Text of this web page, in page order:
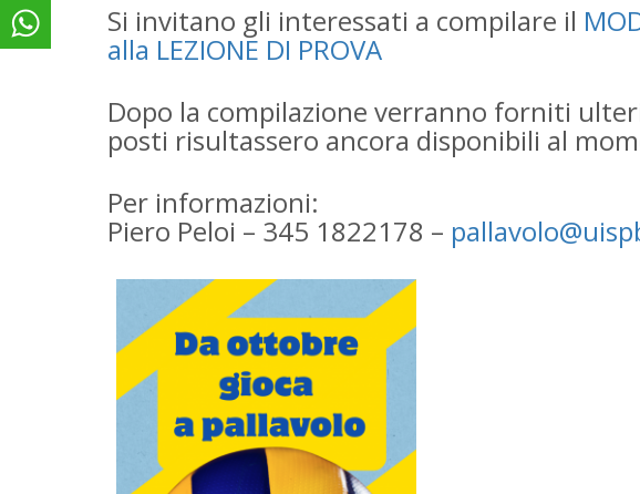
Si invitano gli interessati a compilare il
alla LEZIONE DI PROVA
Dopo la compilazione verranno forniti
posti risultassero ancora disponibili al
Per informazioni:
Piero Peloi – 345 1822178 –